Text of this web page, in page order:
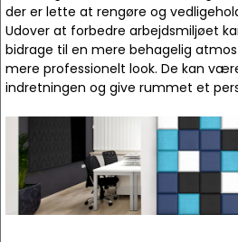
der er lette at rengøre og
Udover at forbedre arbejdsmiljøet
bidrage til en mere behagelig
mere professionelt look. De kan
indretningen og give rummet et